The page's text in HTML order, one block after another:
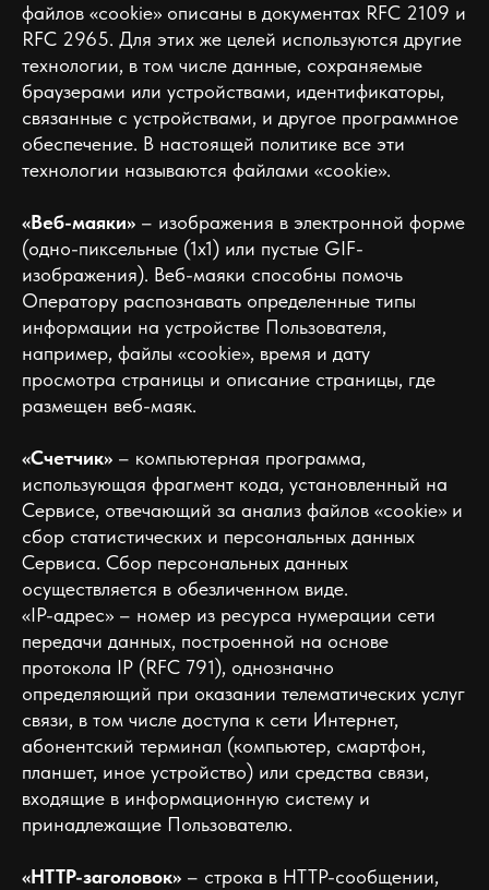
файлов «cookie» описаны в документах RFC 2109 и
RFC 2965. Для этих же целей используются другие
технологии, в том числе данные, сохраняемые
браузерами или устройствами, идентификаторы,
связанные с устройствами, и другое программное
обеспечение. В настоящей политике все эти
технологии называются файлами «cookie».
«Веб-маяки» – изображения в электронной форме
(одно-пиксельные (1x1) или пустые GIF-
изображения). Веб-маяки способны помочь
Оператору распознавать определенные типы
информации на устройстве Пользователя,
например, файлы «cookie», время и дату
просмотра страницы и описание страницы, где
размещен веб-маяк.
«Счетчик» – компьютерная программа,
использующая фрагмент кода, установленный на
Сервисе, отвечающий за анализ файлов «cookie» и
сбор статистических и персональных данных
Сервиса. Сбор персональных данных
осуществляется в обезличенном виде.
«IP-адрес» – номер из ресурса нумерации сети
передачи данных, построенной на основе
протокола IP (RFC 791), однозначно
определяющий при оказании телематических услуг
связи, в том числе доступа к сети Интернет,
абонентский терминал (компьютер, смартфон,
планшет, иное устройство) или средства связи,
входящие в информационную систему и
принадлежащие Пользователю.
«HTTP-заголовок» – строка в HTTP-сообщении,